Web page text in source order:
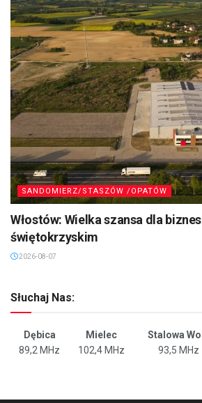
SANDOMIERZ/STASZÓW /OPATÓW
Włostów: Wielka szansa dla
świętokrzyskim
2026-08-07
Słuchaj Nas:
Dębica Mielec Stalowa
89,2 MHz
102,4 MHz 93,5 MHz